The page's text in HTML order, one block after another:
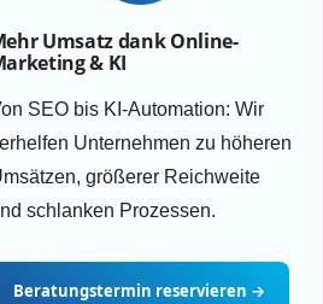
Umsatz dank Online-
& KI
SEO bis KI-Automation: Wir
Unternehmen zu höheren
größerer Reichweite
schlanken Prozessen.
Beratungstermin reservieren →